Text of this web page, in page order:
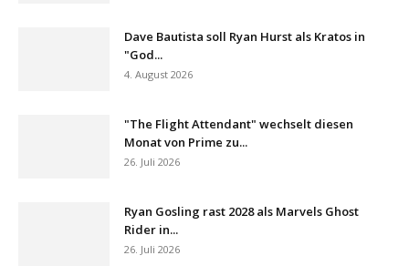
Dave Bautista soll Ryan Hurst als Kratos in
"God...
4. August 2026
"The Flight Attendant" wechselt diesen
Monat von Prime zu...
26. Juli 2026
Ryan Gosling rast 2028 als Marvels Ghost
Rider in...
26. Juli 2026